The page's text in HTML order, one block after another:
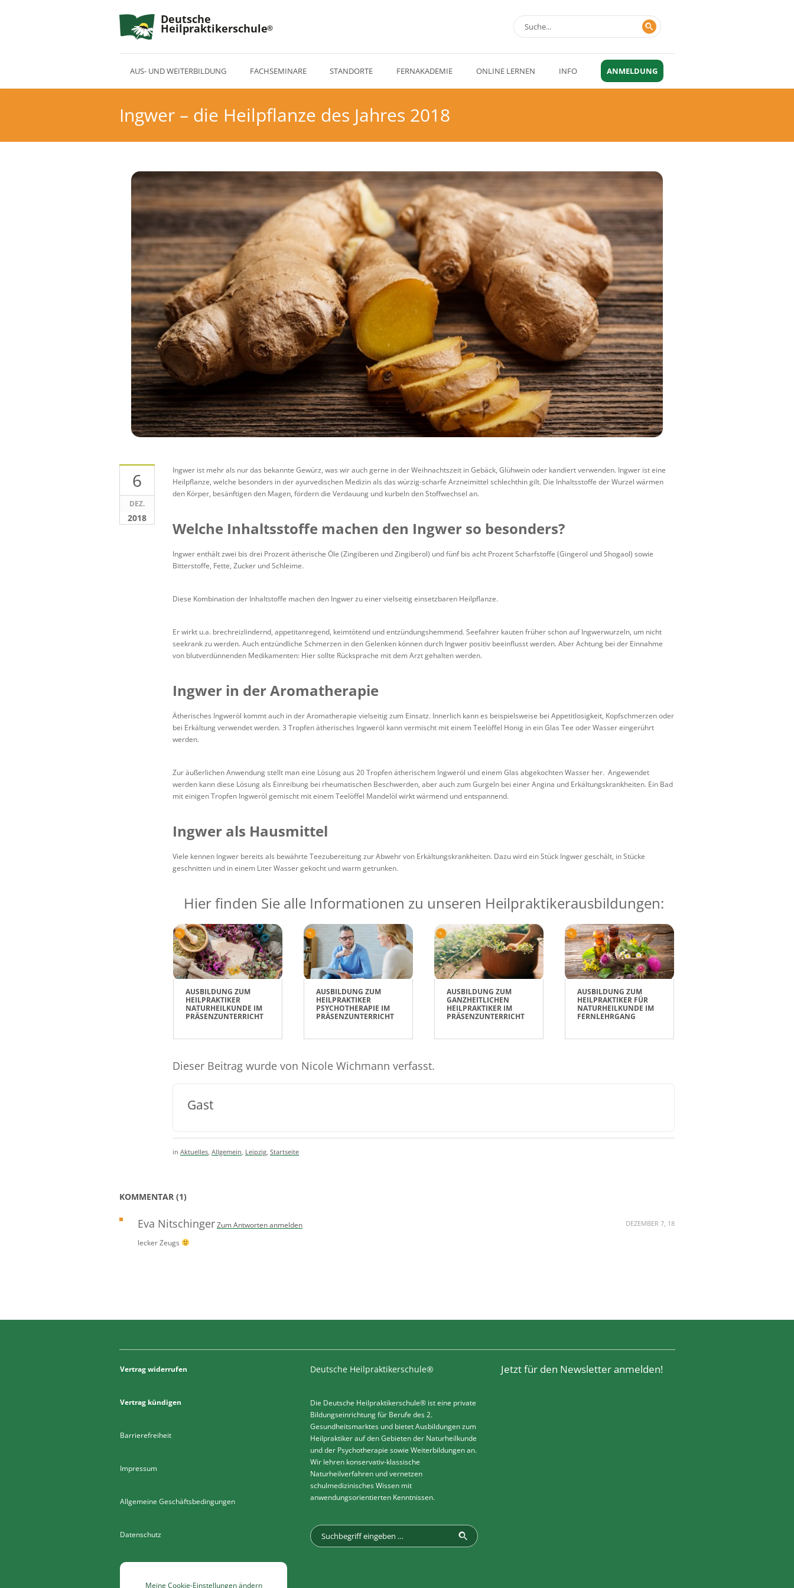
Deutsche
Heilpraktikerschule
AUS- UND WEITERBILDUNG FACHSEMINARE STANDORTE FERNAKADEMIE ONLINE LERNEN INFO ANMELDUNG
Ingwer – die Heilpflanze des Jahres 2018
6
DEZ.
2018
Ingwer ist mehr als nur das bekannte Gewürz, was wir auch gerne in der Weihnachtszeit in Gebäck, Glühwein oder kandiert verwenden. Ingwer ist eine
Heilpflanze, welche besonders in der ayurvedischen Medizin als das würzig-scharfe Arzneimittel schlechthin gilt. Die Inhaltsstoffe der Wurzel wärmen
den Körper, besänftigen den Magen, fördern die Verdauung und kurbeln den Stoffwechsel an.
Welche Inhaltsstoffe machen den Ingwer so besonders?
Ingwer enthält zwei bis drei Prozent ätherische Öle (Zingiberen und Zingiberol) und fünf bis acht Prozent Scharfstoffe (Gingerol und Shogaol) sowie
Bitterstoffe, Fette, Zucker und Schleime.
Diese Kombination der Inhaltstoffe machen den Ingwer zu einer vielseitig einsetzbaren Heilpflanze.
Er wirkt u.a. brechreizlindernd, appetitanregend, keimtötend und entzündungshemmend. Seefahrer kauten früher schon auf Ingwerwurzeln, um nicht
seekrank zu werden. Auch entzündliche Schmerzen in den Gelenken können durch Ingwer positiv beeinflusst werden. Aber Achtung bei der Einnahme
von blutverdünnenden Medikamenten: Hier sollte Rücksprache mit dem Arzt gehalten werden.
Ingwer in der Aromatherapie
Ätherisches Ingweröl kommt auch in der Aromatherapie vielseitig zum Einsatz. Innerlich kann es beispielsweise bei Appetitlosigkeit, Kopfschmerzen oder
bei Erkältung verwendet werden. 3 Tropfen ätherisches Ingweröl kann vermischt mit einem Teelöffel Honig in ein Glas Tee oder Wasser eingerührt
werden.
Zur äußerlichen Anwendung stellt man eine Lösung aus 20 Tropfen ätherischem Ingweröl und einem Glas abgekochten Wasser her. Angewendet
werden kann diese Lösung als Einreibung bei rheumatischen Beschwerden, aber auch zum Gurgeln bei einer Angina und Erkältungskrankheiten. Ein Bad
mit einigen Tropfen Ingweröl gemischt mit einem Teelöffel Mandelöl wirkt wärmend und entspannend.
Ingwer als Hausmittel
Viele kennen Ingwer bereits als bewährte Teezubereitung zur Abwehr von Erkältungskrankheiten. Dazu wird ein Stück Ingwer geschält, in Stücke
geschnitten und in einem Liter Wasser gekocht und warm getrunken.
Hier finden Sie alle Informationen zu unseren Heilpraktikerausbildungen:
AUSBILDUNG ZUM
HEILPRAKTIKER
NATURHEILKUNDE IM
PRÄSENZUNTERRICHT
AUSBILDUNG ZUM
HEILPRAKTIKER
PSYCHOTHERAPIE IM
PRÄSENZUNTERRICHT
AUSBILDUNG ZUM
GANZHEITLICHEN
HEILPRAKTIKER IM
PRÄSENZUNTERRICHT
AUSBILDUNG ZUM
HEILPRAKTIKER FÜR
NATURHEILKUNDE IM
FERNLEHRGANG
Dieser Beitrag wurde von Nicole Wichmann verfasst.
Gast
in Aktuelles, Allgemein, Leipzig, Startseite
KOMMENTAR (1)
Eva NitschingerZum Antworten anmelden DEZEMBER 7, 18
lecker Zeugs
Vertrag widerrufen
Vertrag kündigen
Barrierefreiheit
Impressum
Allgemeine Geschäftsbedingungen
Datenschutz
Meine Cookie-Einstellungen ändern
Deutsche Heilpraktikerschule®
Die Deutsche Heilpraktikerschule® ist eine private
Bildungseinrichtung für Berufe des 2.
Gesundheitsmarktes und bietet Ausbildungen zum
Heilpraktiker auf den Gebieten der Naturheilkunde
und der Psychotherapie sowie Weiterbildungen an.
Wir lehren konservativ-klassische
Naturheilverfahren und vernetzen
schulmedizinisches Wissen mit
anwendungsorientierten Kenntnissen.
Jetzt für den Newsletter anmelden!